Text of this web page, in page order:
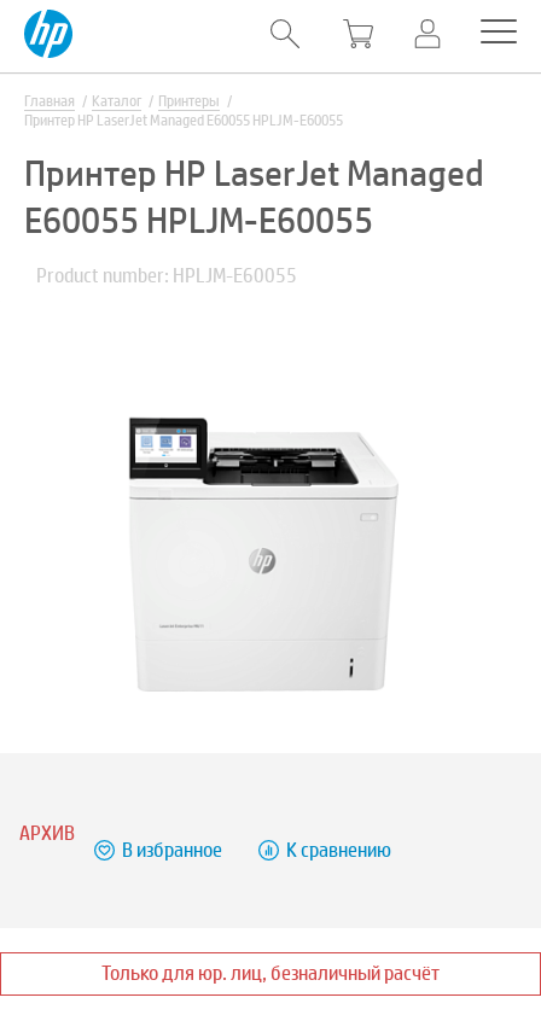
Главная Каталог
Принтеры
Принтер HP LaserJet Managed E60055 HPLJM-E60055
Принтер HP LaserJet Managed
E60055 HPLJM-E60055
Product number: HPLJM-E60055
АРХИВ
В избранное К сравнению
Только для юр. лиц, безналичный расчёт